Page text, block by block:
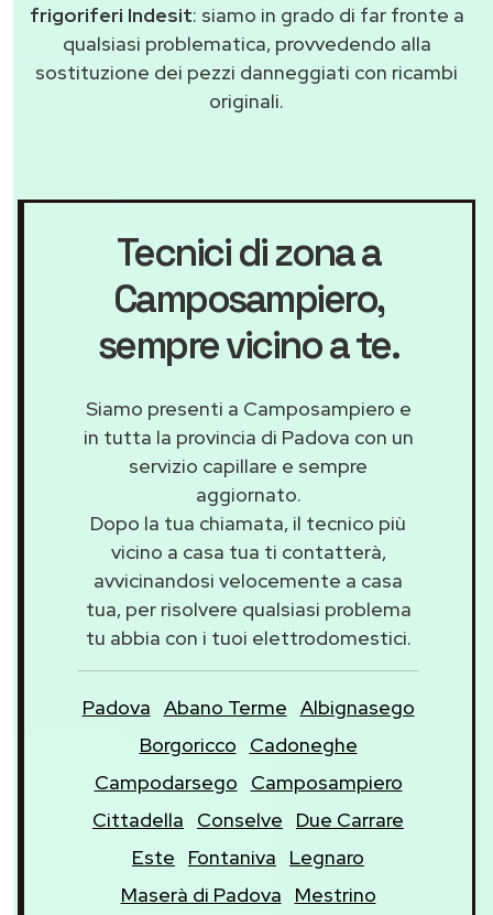
frigoriferi Indesit: siamo in grado di far fronte a
qualsiasi problematica, provvedendo alla
sostituzione dei pezzi danneggiati con ricambi
originali.
Tecnici di zona a
Camposampiero,
sempre vicino a te.
Siamo presenti a Camposampiero e
in tutta la provincia di Padova con un
servizio capillare e sempre
aggiornato.
Dopo la tua chiamata, il tecnico più
vicino a casa tua ti contatterà,
avvicinandosi velocemente a casa
tua, per risolvere qualsiasi problema
tu abbia con i tuoi elettrodomestici.
Padova Abano Terme Albignasego
Borgoricco
Cadoneghe
Campodarsego
Camposampiero
Cittadella
Conselve
Due Carrare
Este
Fontaniva
Legnaro
Maserà di Padova
Mestrino